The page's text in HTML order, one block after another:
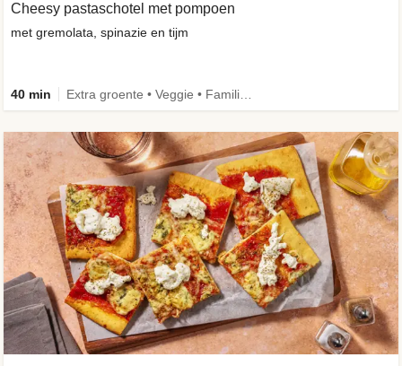
Cheesy pastaschotel met pompoen
met gremolata, spinazie en tijm
40 min